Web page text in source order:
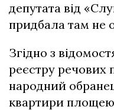
депутата від
придбала там не
Згідно з
реєстру речових
народний
квартири площею